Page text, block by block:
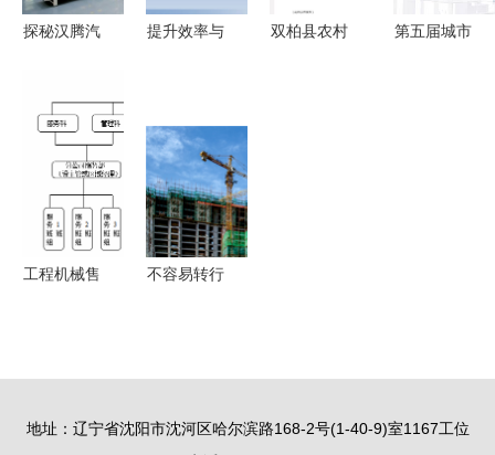
探秘汉腾汽
品质，软件
开发赋能制
造升级
提升效率与
善案例全景
解析
双柏县农村
第五届城市
工程机械售
不容易转行
——软件开
地址：辽宁省沈阳市沈河区哈尔滨路168-2号(1-40-9)室1167工位